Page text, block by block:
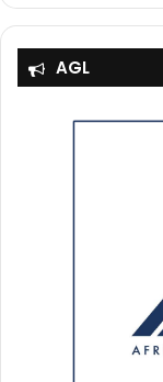
AGL